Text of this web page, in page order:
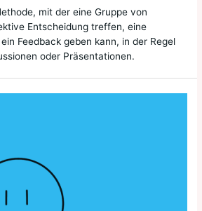
mit der eine Gruppe von
Entscheidung treffen, eine
Feedback geben kann, in der Regel
oder Präsentationen.